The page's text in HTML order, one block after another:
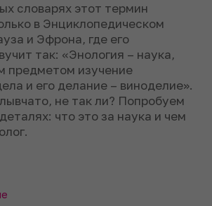
словарях этот термин
в Энциклопедическом
и Эфрона, где его
так: «Энология – наука,
предметом изучение
и его делание – виноделие».
не так ли? Попробуем
что это за наука и чем